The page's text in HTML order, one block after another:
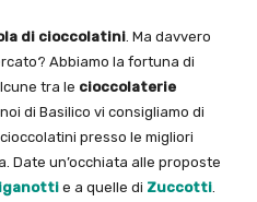
di cioccolatini . Ma davvero
Abbiamo la fortuna di
tra le cioccolaterie
di Basilico vi consigliamo di
presso le migliori
Date un’occhiata alle proposte
e a quelle di Zuccotti